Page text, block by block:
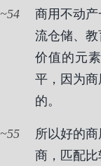
54
商用不动
流仓储、
价值的元
平，因为
的。
55
所以好的
商，匹配比